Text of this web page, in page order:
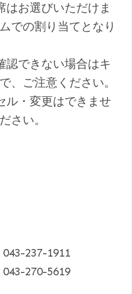
はお選びいただけま
での割り当てとなり
認できない場合はキ
、ご注意ください。
ル・変更はできませ
さい。
237-1911
270-5619